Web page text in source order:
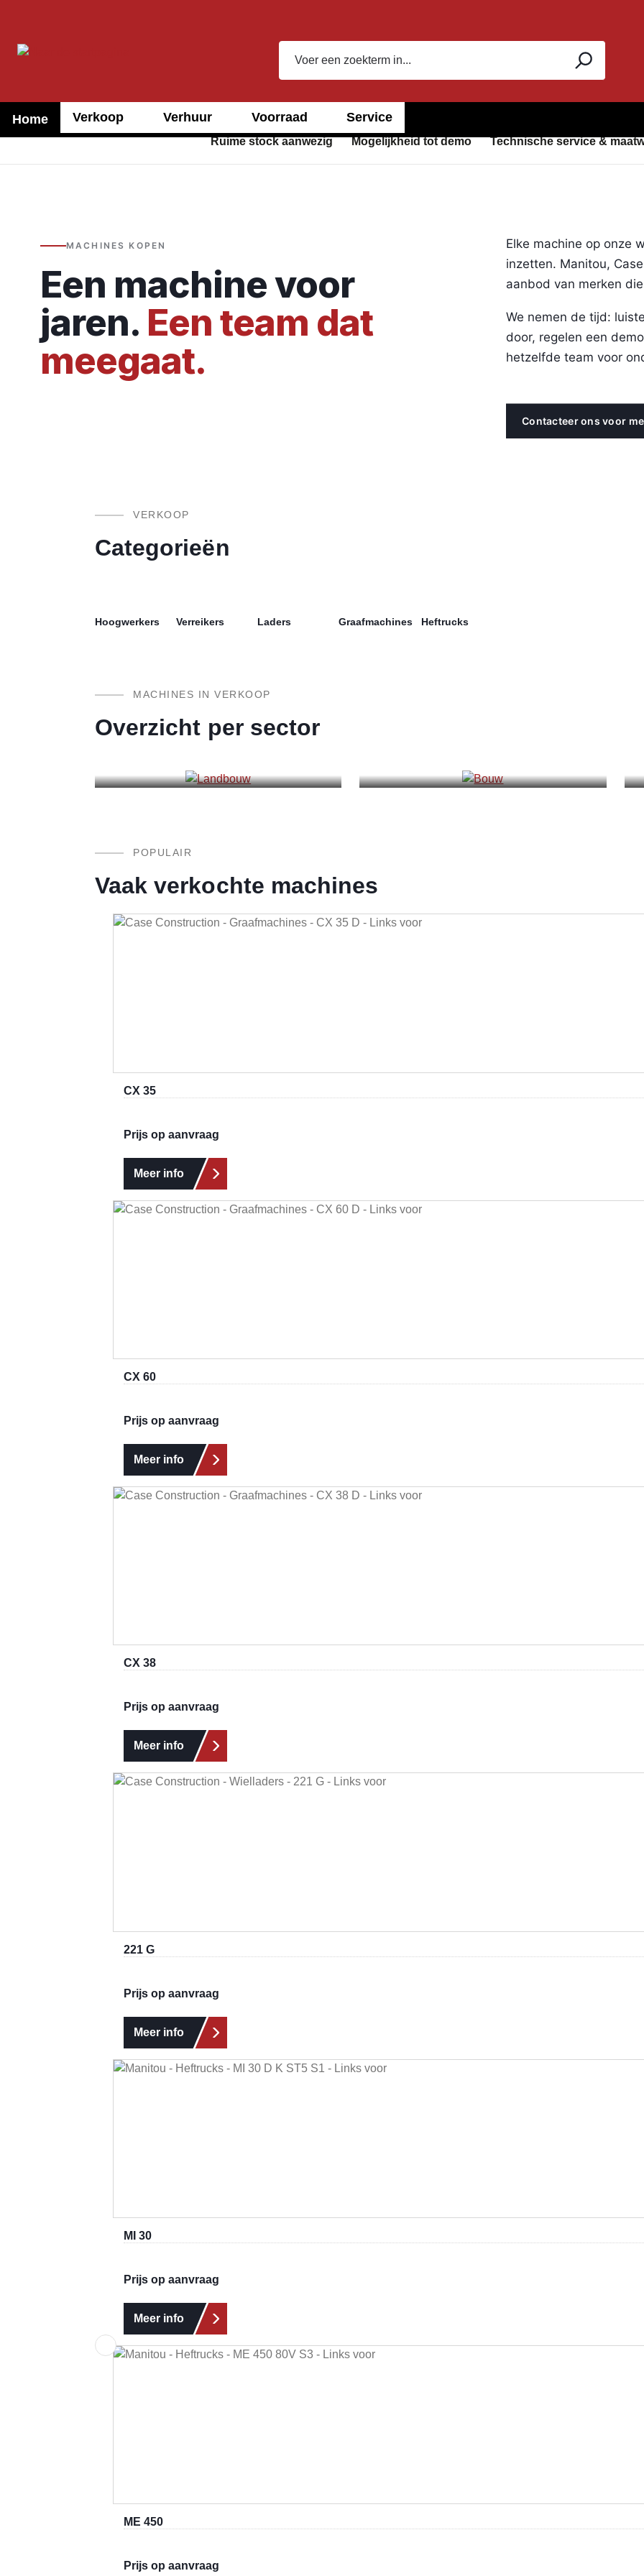
Home Verkoop Verhuur Voorraad Service
Ruime stock aanwezig
Mogelijkheid tot demo Technische service &
MACHINES KOPEN
Een machine voor
jaren. Een team dat
meegaat.
Elke machine op onze
inzetten. Manitou,
aanbod van merken
We nemen de tijd:
door, regelen een
hetzelfde team voor
Contacteer ons voor
VERKOOP
Categorieën
Hoogwerkers Verreikers Laders Graafmachines Heftrucks
MACHINES IN VERKOOP
Overzicht per sector
POPULAIR
Vaak verkochte machines
Productgalerij overslaan
CX 35
Prijs op aanvraag
Meer info
CX 60
Prijs op aanvraag
Meer info
CX 38
Prijs op aanvraag
Meer info
221 G
Prijs op aanvraag
Meer info
MI 30
Prijs op aanvraag
Meer info
ME 450
Prijs op aanvraag